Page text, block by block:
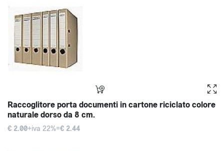
Raccoglitore porta documenti in cartone riciclato colore
naturale dorso da 8 cm.
€ 2.00+iva 22%=€ 2.44